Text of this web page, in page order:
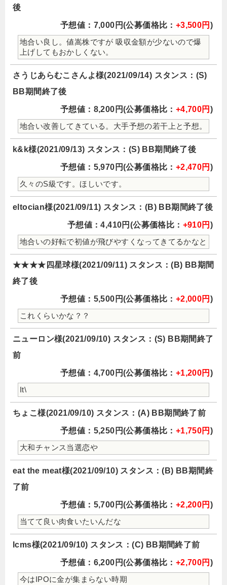
後
予想値：7,000円(公募価格比： +3,500円 )
地合い良し。値嵩株ですが 吸収金額が少ないので爆
上げしてもおかしくない。
さうじあらむこさんよ様(2021/09/14) スタンス：(S)
BB期間終了後
予想値：8,200円(公募価格比： +4,700円 )
地合い改善してきている。大手予想の若干上と予想。
k&k様(2021/09/13) スタンス：(S) BB期間終了後
予想値：5,970円(公募価格比： +2,470円 )
久々のS級です。ほしいです。
eltocian様(2021/09/11) スタンス：(B) BB期間終了後
予想値：4,410円(公募価格比： +910円 )
地合いの好転で初値が飛びやすくなってきてるかなと
★★★★四星球様(2021/09/11) スタンス：(B) BB期間
終了後
予想値：5,500円(公募価格比： +2,000円 )
これくらいかな？？
ニューロン様(2021/09/10) スタンス：(S) BB期間終了
前
予想値：4,700円(公募価格比： +1,200円 )
It\
ちょこ様(2021/09/10) スタンス：(A) BB期間終了前
予想値：5,250円(公募価格比： +1,750円 )
大和チャンス当選恋や
eat the meat様(2021/09/10) スタンス：(B) BB期間終
了前
予想値：5,700円(公募価格比： +2,200円 )
当てて良い肉食いたいんだな
lcms様(2021/09/10) スタンス：(C) BB期間終了前
予想値：6,200円(公募価格比： +2,700円 )
今はIPOに金が集まらない時期